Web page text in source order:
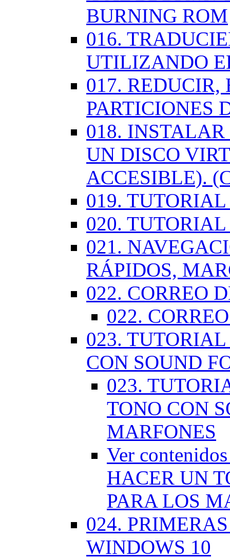
BURNING ROM
016.
UTILIZANDO
017. REDUCIR,
PARTICIONES
018.
UN DISCO
ACCESIBLE).
019.
020.
021.
RÁPIDOS,
022. CORREO
022.
023.
CON SOUND
023.
TONO CON
MARFONES
Ver
HACER UN
PARA LOS
024.
WINDOWS 10